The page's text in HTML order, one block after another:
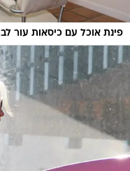
פינת אוכל עם כיסאות עור לבן